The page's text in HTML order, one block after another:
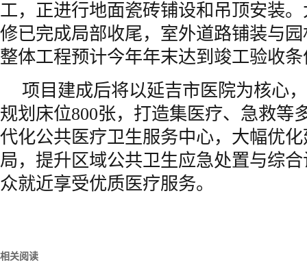
工，正进行地面瓷砖铺设和吊顶安装
修已完成局部收尾，室外道路铺装与
整体工程预计今年年末达到竣工验收
项目建成后将以延吉市医院为核心
规划床位800张，打造集医疗、急救等
代化公共医疗卫生服务中心，大幅优
局，提升区域公共卫生应急处置与综
众就近享受优质医疗服务。
相关阅读